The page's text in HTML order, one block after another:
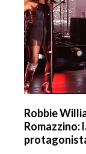
Robbie
Romazzino: